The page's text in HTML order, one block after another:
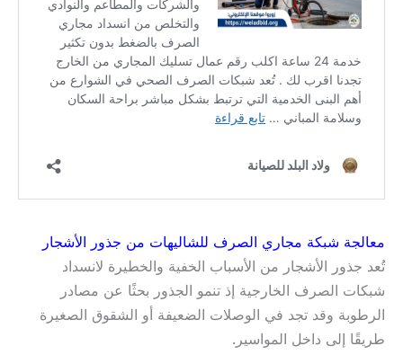
معالجة شبكة مجاري الصرف للشاليهات من جذور الأشجار
تُعد جذور الأشجار من الأسباب الخفية والخطيرة لانسداد
شبكات الصرف الخارجية إذ تنمو الجذور بحثًا عن مصادر
الرطوبة وقد تجد في الوصلات الضعيفة أو الشقوق الصغيرة
طريقًا إلى داخل المواسير.